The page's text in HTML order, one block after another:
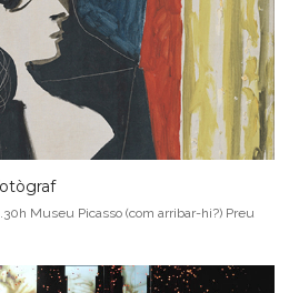
Museu Picasso (com arribar-hi?) Preu